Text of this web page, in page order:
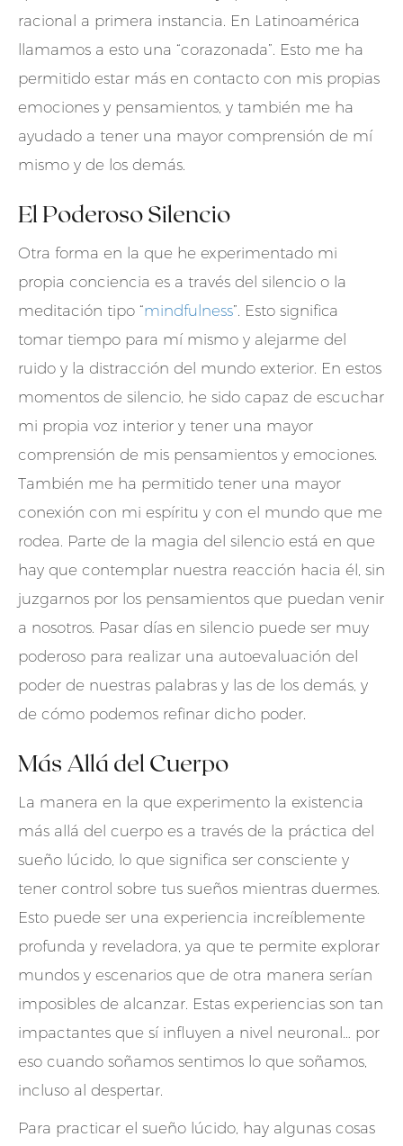
racional a primera instancia. En Latinoamérica
llamamos a esto una “corazonada”. Esto me ha
permitido estar más en contacto con mis propias
emociones y pensamientos, y también me ha
ayudado a tener una mayor comprensión de mí
mismo y de los demás.
El Poderoso Silencio
Otra forma en la que he experimentado mi
propia conciencia es a través del silencio o la
meditación tipo “mindfulness”. Esto significa
tomar tiempo para mí mismo y alejarme del
ruido y la distracción del mundo exterior. En estos
momentos de silencio, he sido capaz de escuchar
mi propia voz interior y tener una mayor
comprensión de mis pensamientos y emociones.
También me ha permitido tener una mayor
conexión con mi espíritu y con el mundo que me
rodea. Parte de la magia del silencio está en que
hay que contemplar nuestra reacción hacia él, sin
juzgarnos por los pensamientos que puedan venir
a nosotros. Pasar días en silencio puede ser muy
poderoso para realizar una autoevaluación del
poder de nuestras palabras y las de los demás, y
de cómo podemos refinar dicho poder.
Más Allá del Cuerpo
La manera en la que experimento la existencia
más allá del cuerpo es a través de la práctica del
sueño lúcido, lo que significa ser consciente y
tener control sobre tus sueños mientras duermes.
Esto puede ser una experiencia increíblemente
profunda y reveladora, ya que te permite explorar
mundos y escenarios que de otra manera serían
imposibles de alcanzar. Estas experiencias son tan
impactantes que sí influyen a nivel neuronal… por
eso cuando soñamos sentimos lo que soñamos,
incluso al despertar.
Para practicar el sueño lúcido, hay algunas cosas